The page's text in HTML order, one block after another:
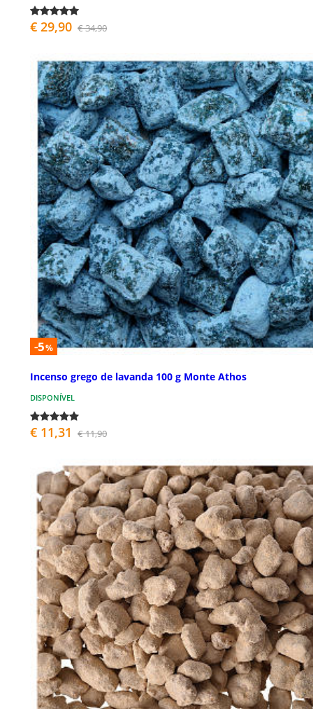
€ 29,90 € 34,90
-5%
Incenso grego de lavanda 100 g Monte Athos
DISPONÍVEL
€ 11,31 € 11,90